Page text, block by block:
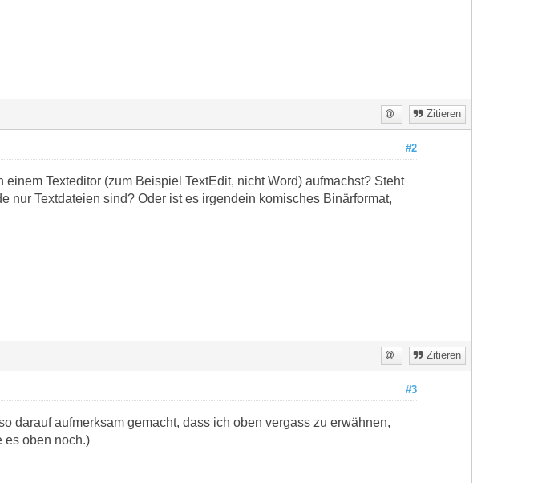
Zitieren
#2
Texteditor (zum Beispiel TextEdit, nicht Word) aufmachst? Steht
nur Textdateien sind? Oder ist es irgendein komisches Binärformat,
Zitieren
#3
darauf aufmerksam gemacht, dass ich oben vergass zu erwähnen,
es oben noch.)